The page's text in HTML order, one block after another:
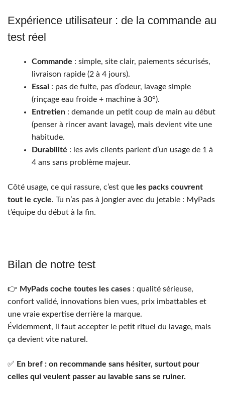
Expérience utilisateur : de la commande au
test réel
Commande : simple, site clair, paiements sécurisés,
livraison rapide (2 à 4 jours).
Essai : pas de fuite, pas d’odeur, lavage simple
(rinçage eau froide + machine à 30°).
Entretien : demande un petit coup de main au début
(penser à rincer avant lavage), mais devient vite une
habitude.
Durabilité : les avis clients parlent d’un usage de 1 à
4 ans sans problème majeur.
Côté usage, ce qui rassure, c’est que les packs couvrent
tout le cycle. Tu n’as pas à jongler avec du jetable : MyPads
t’équipe du début à la fin.
Bilan de notre test
👉 MyPads coche toutes les cases : qualité sérieuse,
confort validé, innovations bien vues, prix imbattables et
une vraie expertise derrière la marque.
Évidemment, il faut accepter le petit rituel du lavage, mais
ça devient vite naturel.
✅ En bref : on recommande sans hésiter, surtout pour
celles qui veulent passer au lavable sans se ruiner.